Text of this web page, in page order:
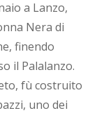
a Lanzo,
Nera di
finendo
il Palalanzo.
fù costruito
uno dei